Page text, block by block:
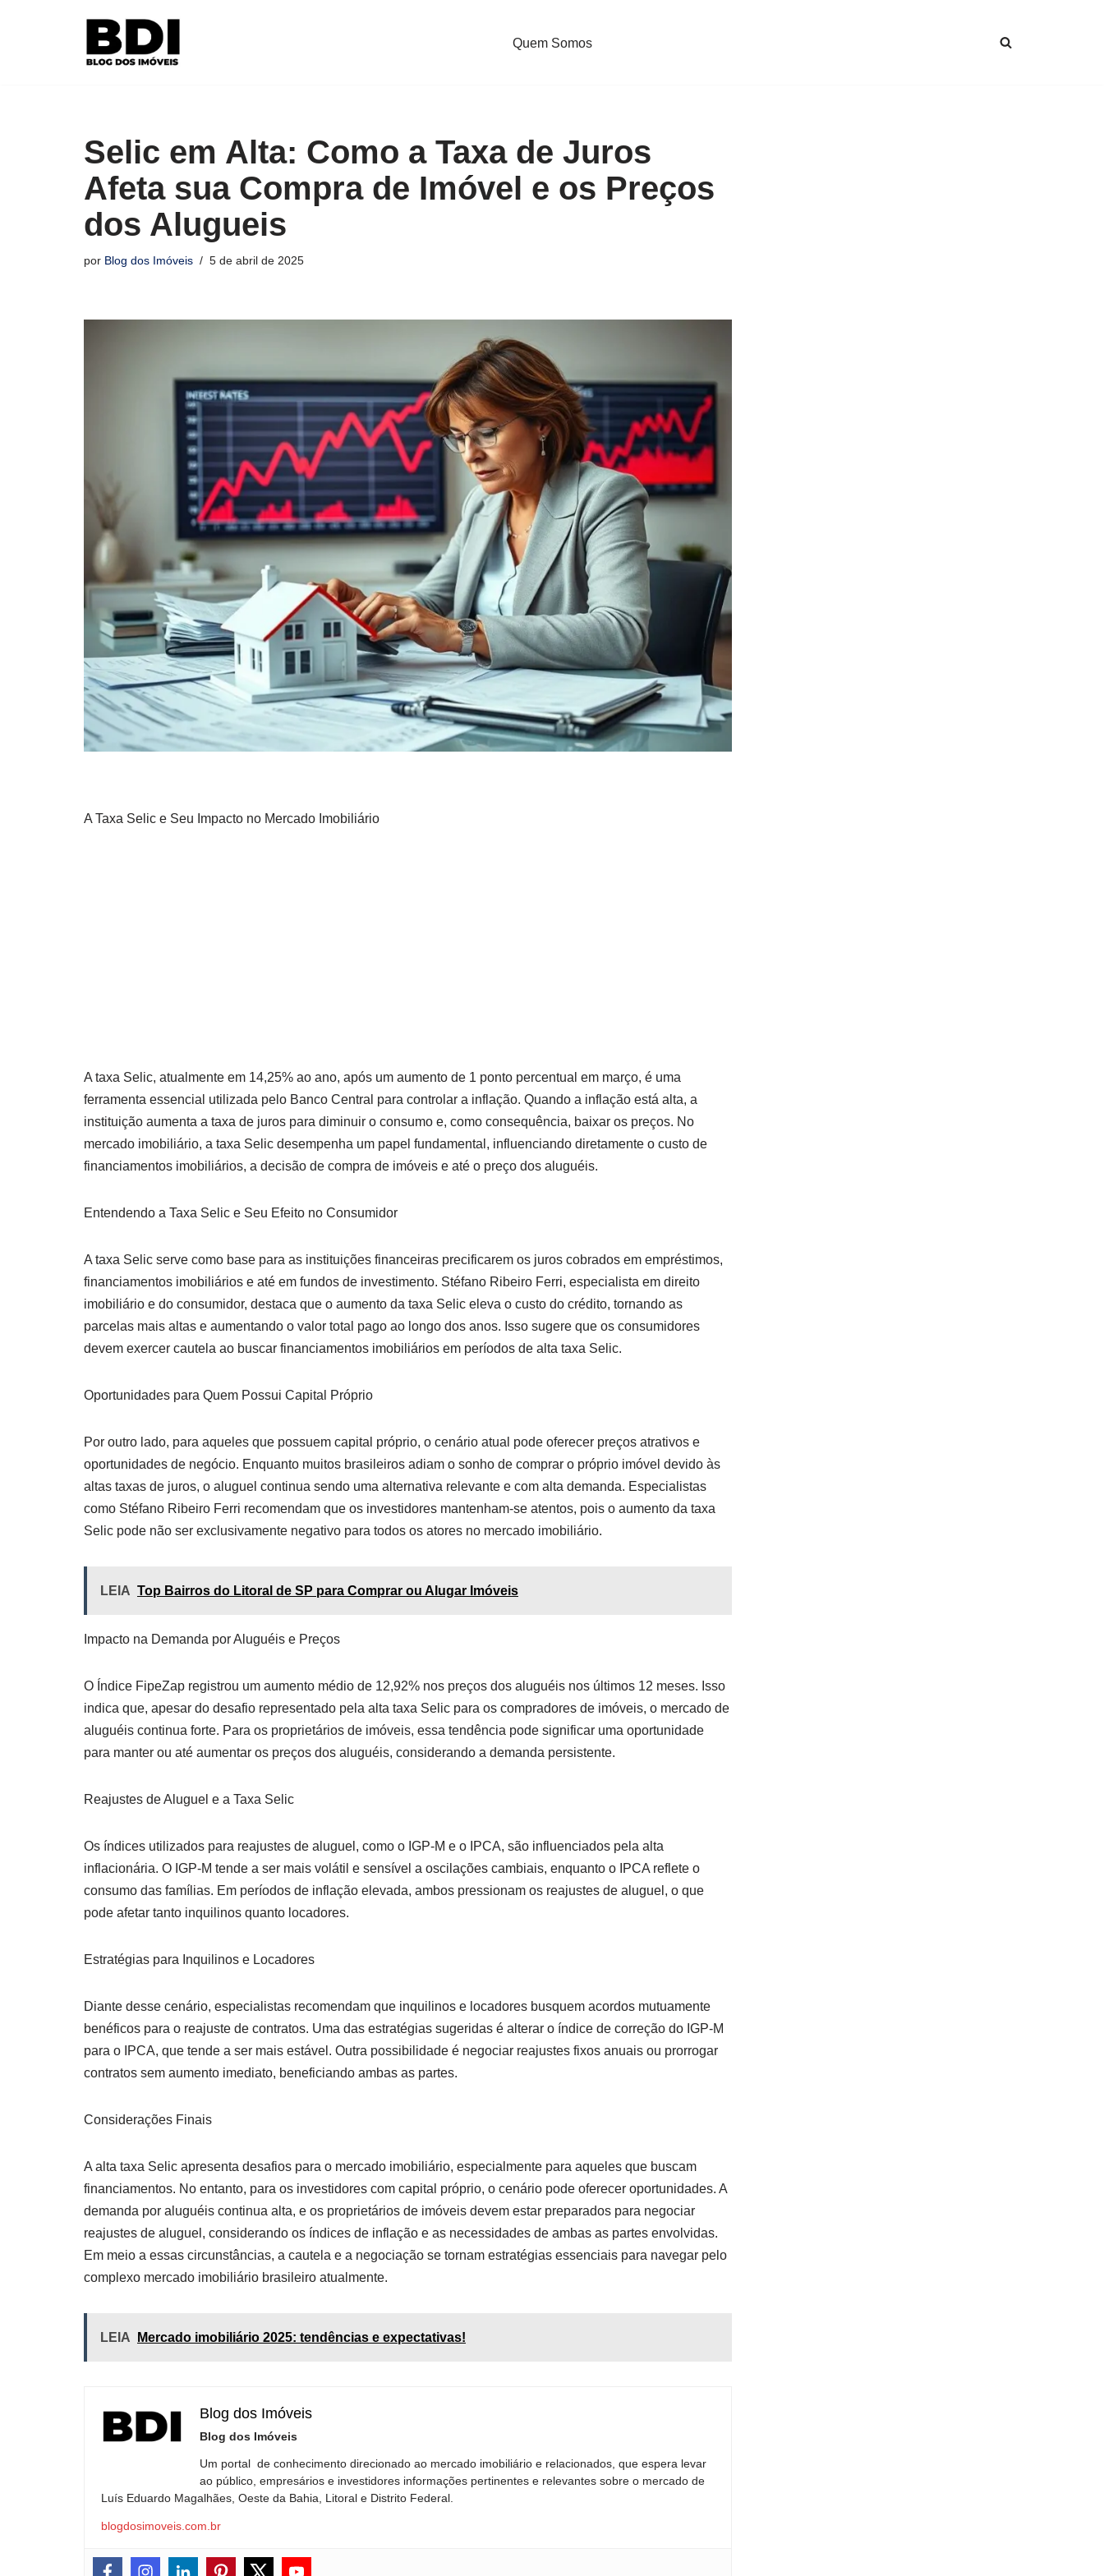
Quem Somos
Selic em Alta: Como a Taxa de Juros
Afeta sua Compra de Imóvel e os Preços
dos Alugueis
por Blog dos Imóveis 5 de abril de 2025
A Taxa Selic e Seu Impacto no Mercado Imobiliário
A taxa Selic, atualmente em 14,25% ao ano, após um aumento de 1 ponto percentual em março, é uma
ferramenta essencial utilizada pelo Banco Central para controlar a inflação. Quando a inflação está alta, a
instituição aumenta a taxa de juros para diminuir o consumo e, como consequência, baixar os preços. No
mercado imobiliário, a taxa Selic desempenha um papel fundamental, influenciando diretamente o custo de
financiamentos imobiliários, a decisão de compra de imóveis e até o preço dos aluguéis.
Entendendo a Taxa Selic e Seu Efeito no Consumidor
A taxa Selic serve como base para as instituições financeiras precificarem os juros cobrados em empréstimos,
financiamentos imobiliários e até em fundos de investimento. Stéfano Ribeiro Ferri, especialista em direito
imobiliário e do consumidor, destaca que o aumento da taxa Selic eleva o custo do crédito, tornando as
parcelas mais altas e aumentando o valor total pago ao longo dos anos. Isso sugere que os consumidores
devem exercer cautela ao buscar financiamentos imobiliários em períodos de alta taxa Selic.
Oportunidades para Quem Possui Capital Próprio
Por outro lado, para aqueles que possuem capital próprio, o cenário atual pode oferecer preços atrativos e
oportunidades de negócio. Enquanto muitos brasileiros adiam o sonho de comprar o próprio imóvel devido às
altas taxas de juros, o aluguel continua sendo uma alternativa relevante e com alta demanda. Especialistas
como Stéfano Ribeiro Ferri recomendam que os investidores mantenham-se atentos, pois o aumento da taxa
Selic pode não ser exclusivamente negativo para todos os atores no mercado imobiliário.
LEIA Top Bairros do Litoral de SP para Comprar ou Alugar Imóveis
Impacto na Demanda por Aluguéis e Preços
O Índice FipeZap registrou um aumento médio de 12,92% nos preços dos aluguéis nos últimos 12 meses. Isso
indica que, apesar do desafio representado pela alta taxa Selic para os compradores de imóveis, o mercado de
aluguéis continua forte. Para os proprietários de imóveis, essa tendência pode significar uma oportunidade
para manter ou até aumentar os preços dos aluguéis, considerando a demanda persistente.
Reajustes de Aluguel e a Taxa Selic
Os índices utilizados para reajustes de aluguel, como o IGP-M e o IPCA, são influenciados pela alta
inflacionária. O IGP-M tende a ser mais volátil e sensível a oscilações cambiais, enquanto o IPCA reflete o
consumo das famílias. Em períodos de inflação elevada, ambos pressionam os reajustes de aluguel, o que
pode afetar tanto inquilinos quanto locadores.
Estratégias para Inquilinos e Locadores
Diante desse cenário, especialistas recomendam que inquilinos e locadores busquem acordos mutuamente
benéficos para o reajuste de contratos. Uma das estratégias sugeridas é alterar o índice de correção do IGP-M
para o IPCA, que tende a ser mais estável. Outra possibilidade é negociar reajustes fixos anuais ou prorrogar
contratos sem aumento imediato, beneficiando ambas as partes.
Considerações Finais
A alta taxa Selic apresenta desafios para o mercado imobiliário, especialmente para aqueles que buscam
financiamentos. No entanto, para os investidores com capital próprio, o cenário pode oferecer oportunidades. A
demanda por aluguéis continua alta, e os proprietários de imóveis devem estar preparados para negociar
reajustes de aluguel, considerando os índices de inflação e as necessidades de ambas as partes envolvidas.
Em meio a essas circunstâncias, a cautela e a negociação se tornam estratégias essenciais para navegar pelo
complexo mercado imobiliário brasileiro atualmente.
LEIA Mercado imobiliário 2025: tendências e expectativas!
Blog dos Imóveis
Blog dos Imóveis
Um portal de conhecimento direcionado ao mercado imobiliário e relacionados, que espera levar
ao público, empresários e investidores informações pertinentes e relevantes sobre o mercado de
Luís Eduardo Magalhães, Oeste da Bahia, Litoral e Distrito Federal.
blogdosimoveis.com.br